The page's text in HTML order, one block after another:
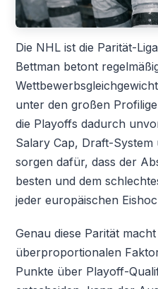
Die NHL ist die Parität-
Bettman betont
unter den großen
die Playoffs dadurch
Salary Cap, Draft-System
sorgen dafür, dass der
besten und dem
jeder europäischen
Genau diese Parität
überproportionalen
Punkte über Playoff-